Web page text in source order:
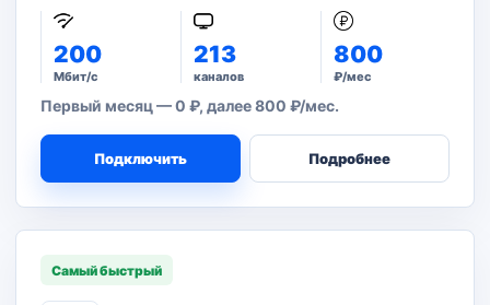
200
Мбит/с
213
каналов
800
₽/мес
Первый месяц — 0 ₽, далее 800 ₽/мес.
Подключить Подробнее
Самый быстрый